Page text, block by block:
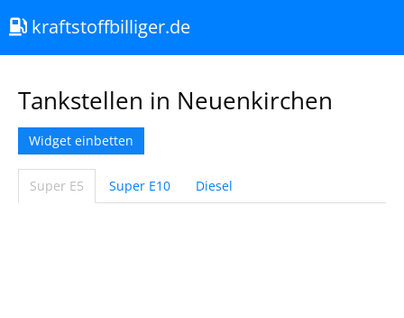
kraftstoffbilliger.de
Tankstellen in Neuenkirchen
Widget einbetten
Super E5 Super E10 Diesel